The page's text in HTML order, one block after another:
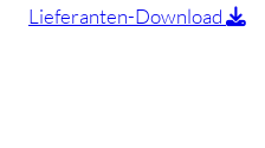
Lieferanten-Download